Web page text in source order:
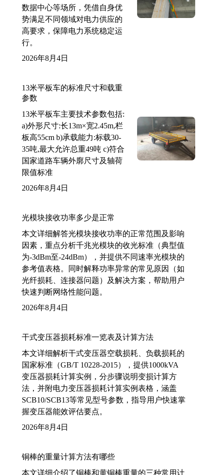
数据中心等场所，凭借自身优
势满足不同领域对电力供应的
高要求，保障电力系统稳定运
行。
2026年8月4日
13米平板车的标准尺寸和载重
参数
13米平板车主要技术参数包括:
a)外形尺寸:长13m×宽2.45m,栏
板高55cm b)承载能力:标载30-
35吨,最大允许总重49吨 c)符合
国家道路车辆外廓尺寸及轴荷
限值标准
2026年8月4日
光模块接收功率多少是正常
本文详细解答光模块接收功率的正常范围及影响
因素，重点分析千兆光模块的收光标准（典型值
为-3dBm至-24dBm），并提供不同速率光模块的
参考值表格。同时解释功率异常的常见原因（如
光纤损耗、连接器问题）及解决方案，帮助用户
快速判断网络性能问题。
2026年8月4日
干式变压器损耗标准一览表及计算方法
本文详细解析干式变压器空载损耗、负载损耗的
国家标准（GB/T 10228-2015），提供1000kVA
变压器损耗计算实例，分步骤说明变损计算方
法，并附电力变压器损耗计算实例表格，涵盖
SCB10/SCB13等常见型号参数，指导用户快速掌
握变压器能效评估要点。
2026年8月4日
铜棒的重量计算方法有哪些
本文详细介绍了铜棒和黄铜棒重量的三种常用计